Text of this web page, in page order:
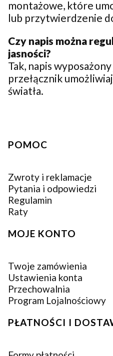
montażowe, które
lub przytwierdzenie
Czy napis można
jasności?
Tak, napis
przełącznik
światła.
Linki w stopce
POMOC
Zwroty i reklamacje
Pytania i odpowiedzi
Regulamin
Raty
MOJE KONTO
Twoje zamówienia
Ustawienia konta
Przechowalnia
Program Lojalnościowy
PŁATNOŚCI I